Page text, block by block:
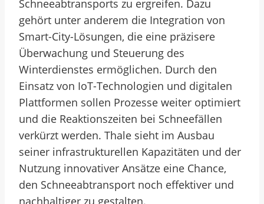
Schneeabtransports zu ergreifen. Dazu
gehört unter anderem die Integration von
Smart-City-Lösungen, die eine präzisere
Überwachung und Steuerung des
Winterdienstes ermöglichen. Durch den
Einsatz von IoT-Technologien und digitalen
Plattformen sollen Prozesse weiter optimiert
und die Reaktionszeiten bei Schneefällen
verkürzt werden. Thale sieht im Ausbau
seiner infrastrukturellen Kapazitäten und der
Nutzung innovativer Ansätze eine Chance,
den Schneeabtransport noch effektiver und
nachhaltiger zu gestalten.